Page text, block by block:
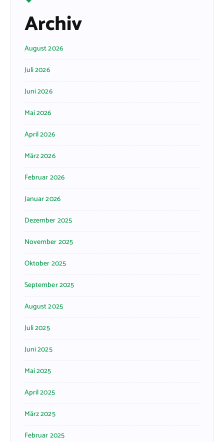
Archiv
August 2026
Juli 2026
Juni 2026
Mai 2026
April 2026
März 2026
Februar 2026
Januar 2026
Dezember 2025
November 2025
Oktober 2025
September 2025
August 2025
Juli 2025
Juni 2025
Mai 2025
April 2025
März 2025
Februar 2025